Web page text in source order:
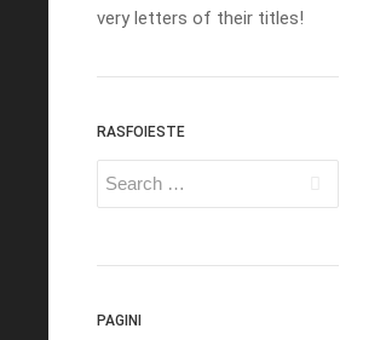
very letters of their titles!
RASFOIESTE
PAGINI